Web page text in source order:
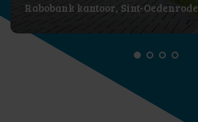
Rabobank kantoor, Sint-Oedenrode